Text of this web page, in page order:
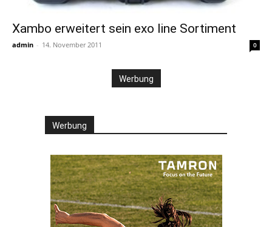
Xambo erweitert sein exo line Sortiment
admin - 14. November 2011 0
Werbung
Werbung